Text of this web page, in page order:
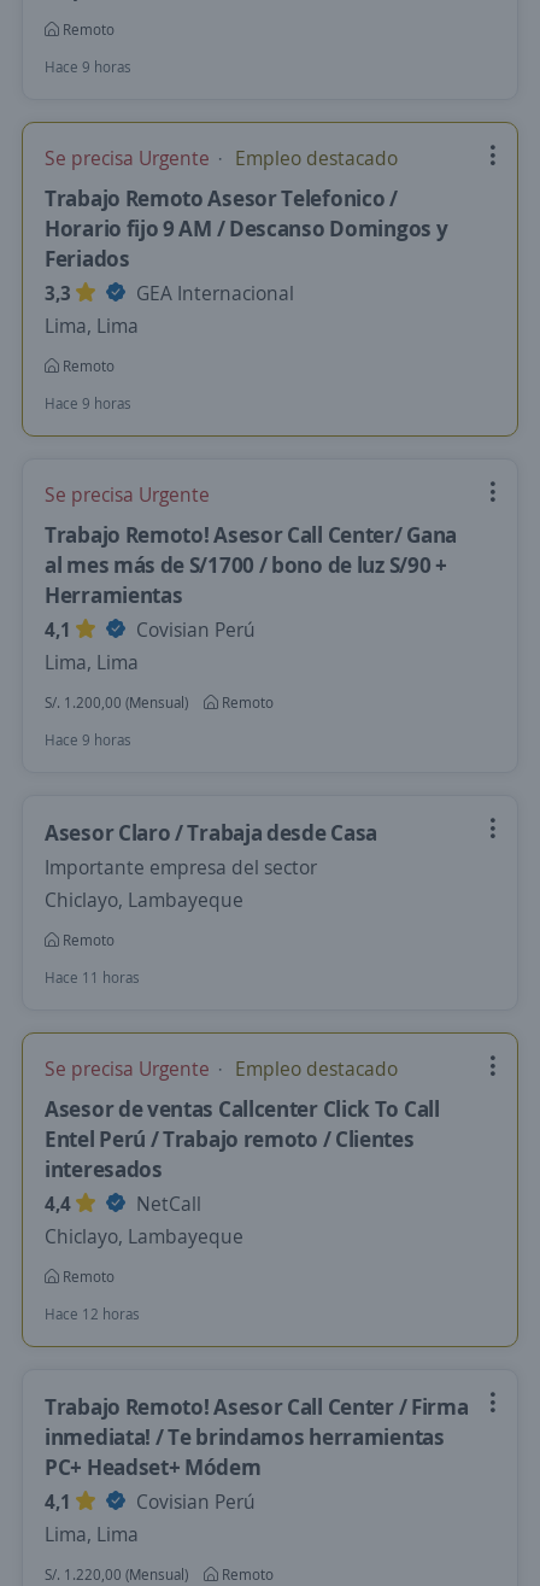
Remoto
Hace 9 horas
Se precisa Urgente Empleo destacado
Trabajo Remoto Asesor Telefonico /
Horario fijo 9 AM / Descanso Domingos y
Feriados
3,3
GEA Internacional
Lima, Lima
Remoto
Hace 9 horas
Se precisa Urgente
Trabajo Remoto! Asesor Call Center/ Gana
al mes más de S/1700 / bono de luz S/90 +
Herramientas
4,1
Covisian Perú
Lima, Lima
S/. 1.200,00 (Mensual)
Remoto
Hace 9 horas
Asesor Claro / Trabaja desde Casa
Importante empresa del sector
Chiclayo, Lambayeque
Remoto
Hace 11 horas
Se precisa Urgente Empleo destacado
Asesor de ventas Callcenter Click To Call
Entel Perú / Trabajo remoto / Clientes
interesados
4,4
NetCall
Chiclayo, Lambayeque
Remoto
Hace 12 horas
Trabajo Remoto! Asesor Call Center / Firma
inmediata! / Te brindamos herramientas
PC+ Headset+ Módem
4,1
Covisian Perú
Lima, Lima
S/. 1.220,00 (Mensual)
Remoto